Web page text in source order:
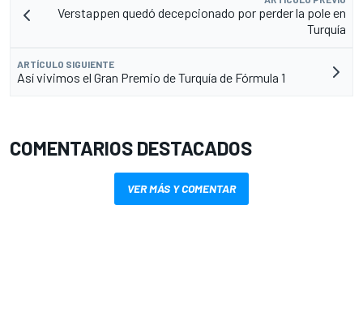
Verstappen quedó decepcionado por perder la pole en
Turquía
ARTÍCULO SIGUIENTE
Así vivimos el Gran Premio de Turquía de Fórmula 1
COMENTARIOS DESTACADOS
VER MÁS Y COMENTAR